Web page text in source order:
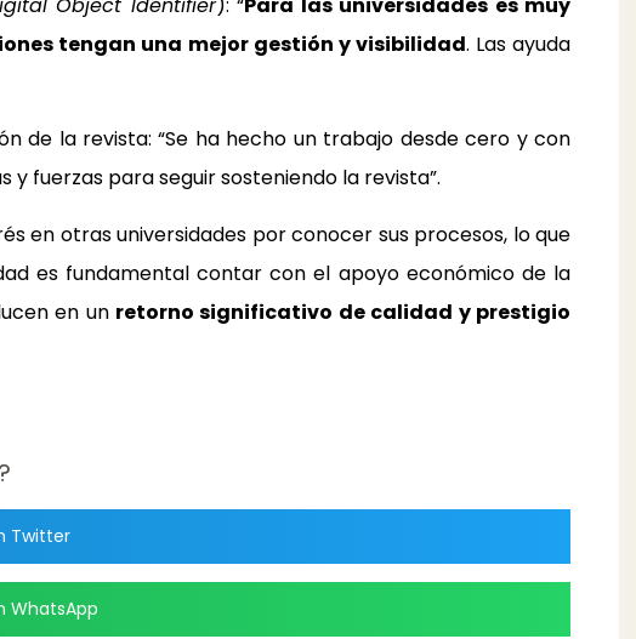
tengan una mejor gestión y visibilidad. Las ayuda
de la revista: “Se ha hecho un trabajo desde cero y con
fuerzas para seguir sosteniendo la revista”.
en otras universidades por conocer sus procesos, lo que
es fundamental contar con el apoyo económico de la
en un retorno significativo de calidad y prestigio
Twitter
WhatsApp